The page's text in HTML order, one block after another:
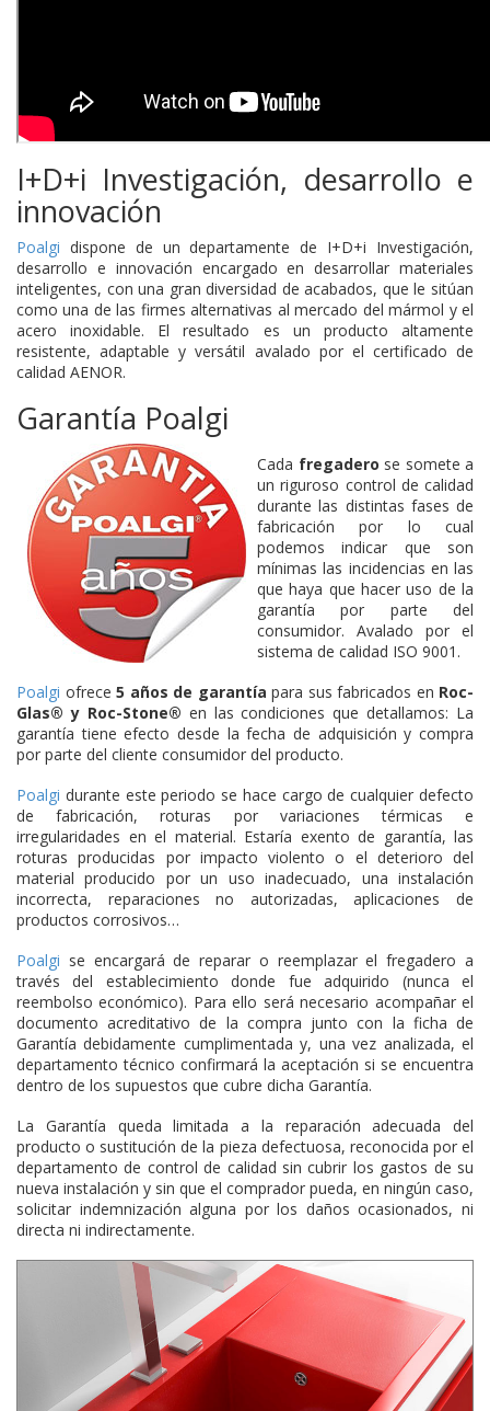
I+D+i Investigación, desarrollo e
innovación
Poalgi dispone de un departamente de I+D+i Investigación,
desarrollo e innovación encargado endesarrollar materiales
inteligentes, con una gran diversidad de acabados, que le sitúan
como una de las firmes alternativas al mercado del mármol y el
acero inoxidable. El resultado es un producto altamente
resistente, adaptable y versátil avalado por el certificado de
calidad AENOR.
Garantía Poalgi
Cada fregadero se somete a
un riguroso control de calidad
durante las distintas fases de
fabricación por lo cual
podemos indicar que son
mínimas las incidencias en las
que haya que hacer uso de la
garantía por parte del
consumidor. Avalado por el
sistema de calidad ISO 9001.
Poalgi ofrece 5 años de garantía para sus fabricados en Roc-
Glas® y Roc-Stone® en las condiciones que detallamos: La
garantía tiene efecto desde la fecha de adquisición y compra
por parte del cliente consumidor del producto.
Poalgi durante este periodo se hace cargo de cualquier defecto
de fabricación, roturas por variaciones térmicas e
irregularidades en el material. Estaría exento de garantía, las
roturas producidas por impacto violento o el deterioro del
material producido por un uso inadecuado, una instalación
incorrecta, reparaciones no autorizadas, aplicaciones de
productos corrosivos…
Poalgi se encargará de reparar o reemplazar el fregadero a
través del establecimiento donde fue adquirido (nunca el
reembolso económico). Para ello será necesario acompañar el
documento acreditativo de la compra junto con la ficha de
Garantía debidamente cumplimentada y, una vez analizada, el
departamento técnico confirmará la aceptación si se encuentra
dentro de los supuestos que cubre dicha Garantía.
La Garantía queda limitada a la reparación adecuada del
producto o sustitución de la pieza defectuosa, reconocida por el
departamento de control de calidad sin cubrir los gastos de su
nueva instalación y sin que el comprador pueda, en ningún caso,
solicitar indemnización alguna por los daños ocasionados, ni
directa ni indirectamente.